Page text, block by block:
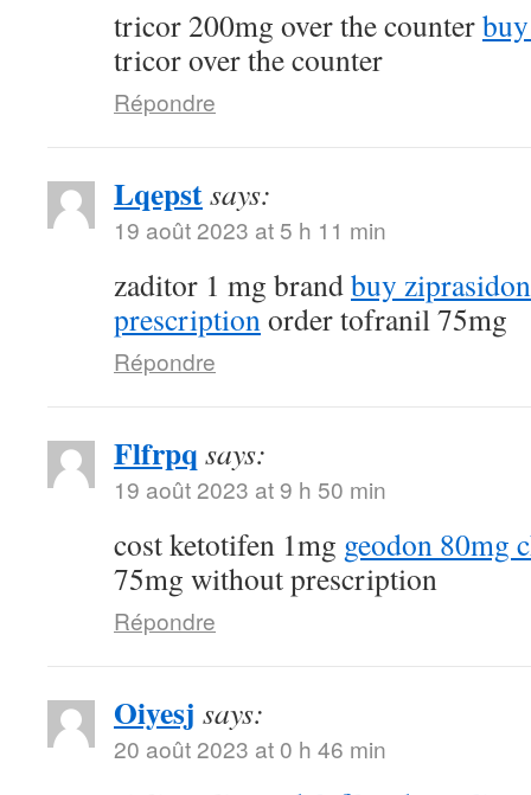
tricor 200mg over the counter
tricor over the counter
Répondre
Lqepstsays:
19 août 2023 at 5 h 11 min
zaditor 1 mg brandbuy
prescription order tofranil 75mg
Répondre
Flfrpq says:
19 août 2023 at 9 h 50 min
cost ketotifen 1mg geodon 80mg
75mg without prescription
Répondre
Oiyesj says:
20 août 2023 at 0 h 46 min